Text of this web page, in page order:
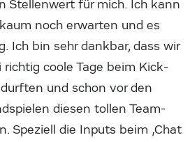
Stellenwert für mich. Ich kann
noch erwarten und es
Ich bin sehr dankbar, dass wir
coole Tage beim Kick-
und schon vor den
diesen tollen Team-
Speziell die Inputs beim ‚Chat